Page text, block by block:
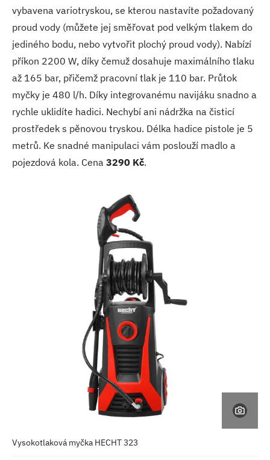
vybavena variotryskou, se kterou nastavíte požadovaný
proud vody (můžete jej směřovat pod velkým tlakem do
jediného bodu, nebo vytvořit plochý proud vody). Nabízí
příkon 2200 W, díky čemuž dosahuje maximálního tlaku
až 165 bar, přičemž pracovní tlak je 110 bar. Průtok
myčky je 480 l/h. Díky integrovanému navijáku snadno a
rychle uklidíte hadici. Nechybí ani nádržka na čisticí
prostředek s pěnovou tryskou. Délka hadice pistole je 5
metrů. Ke snadné manipulaci vám poslouží madlo a
pojezdová kola. Cena 3290 Kč.
Vysokotlaková myčka HECHT 323